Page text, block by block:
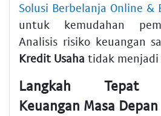
Solusi Berbelanja Online &
untuk kemudahan
Analisis risiko keuangan
Kredit Usaha tidak
Langkah Tepat
Keuangan Masa Depan